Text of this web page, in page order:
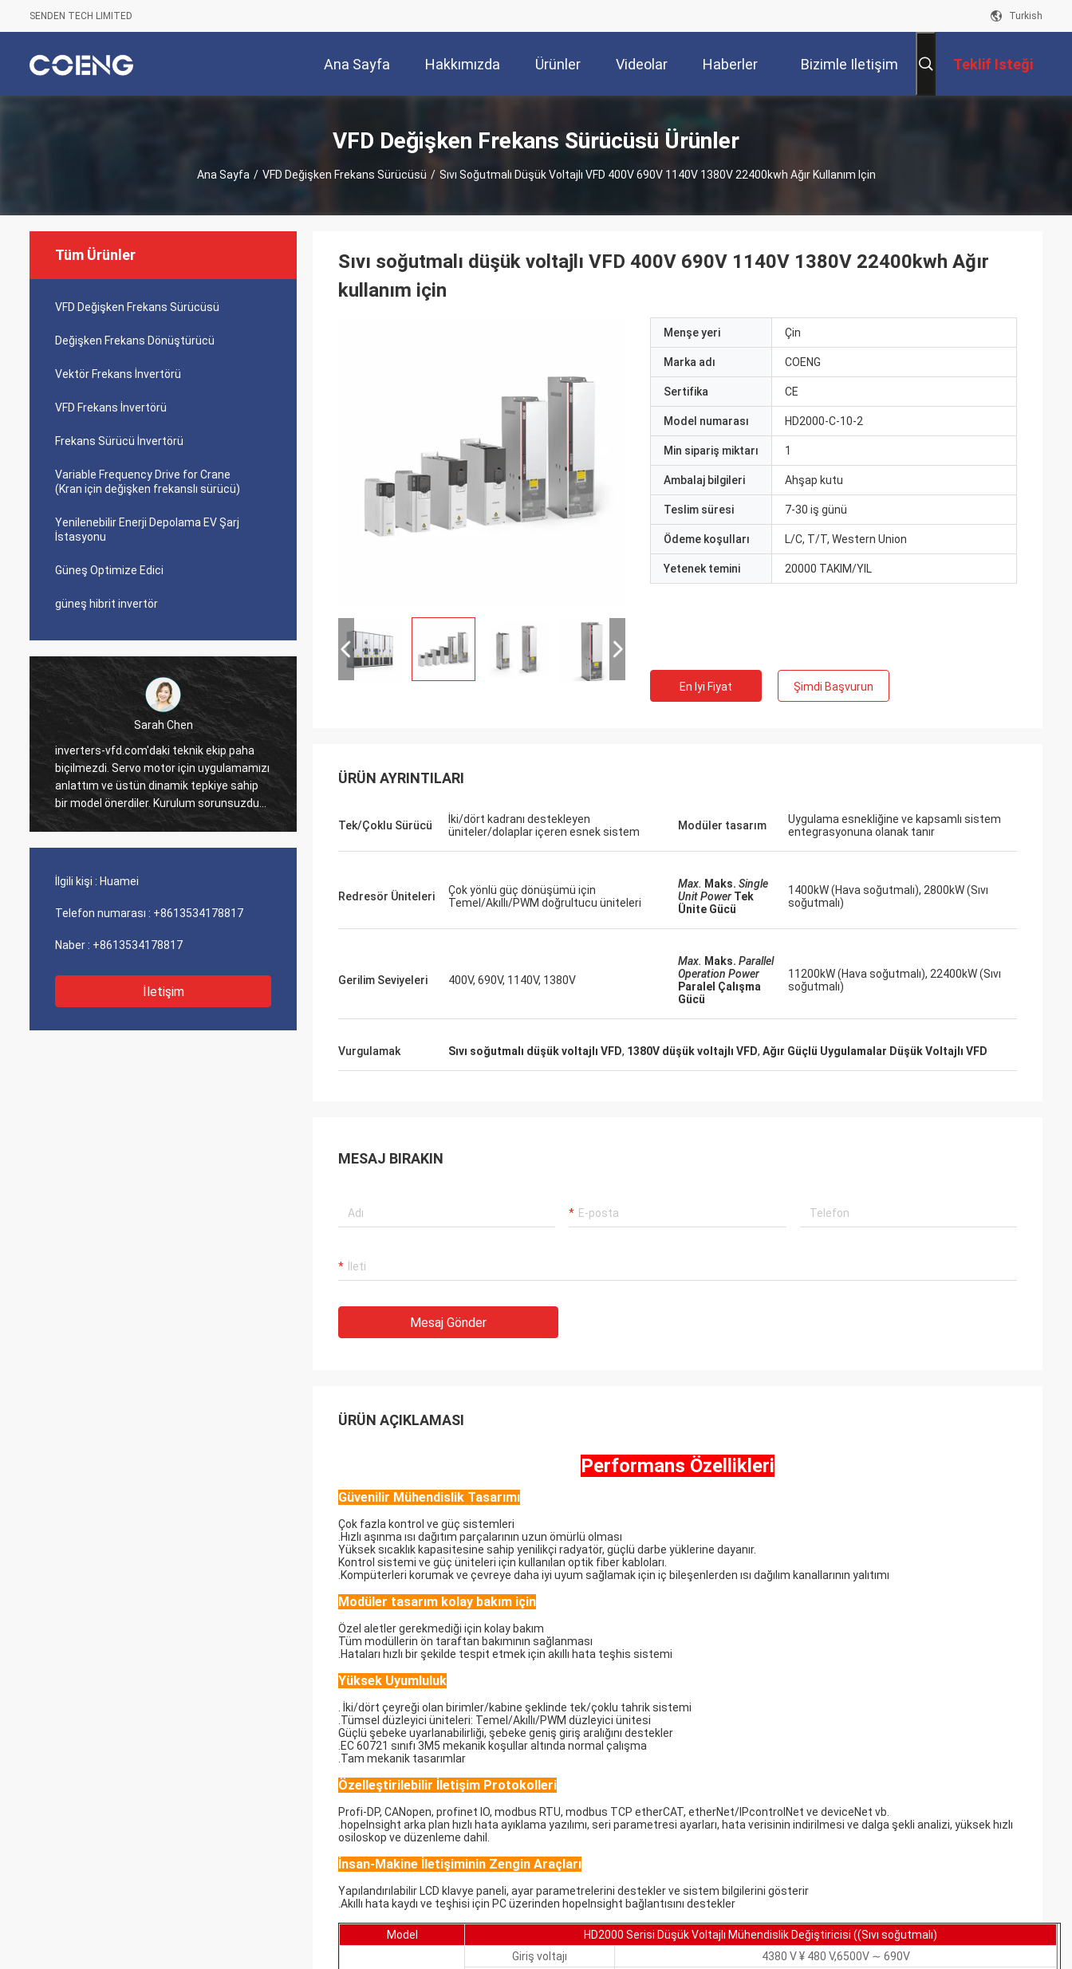
SENDEN TECH LIMITED Turkish
Ana Sayfa Hakkımızda Ürünler Videolar Haberler Bizimle Iletişim Teklif Isteği
VFD Değişken Frekans Sürücüsü Ürünler
Ana Sayfa / VFD Değişken Frekans Sürücüsü / Sıvı Soğutmalı Düşük Voltajlı VFD 400V 690V 1140V 1380V 22400kwh Ağır Kullanım Için
Tüm Ürünler
VFD Değişken Frekans Sürücüsü
Değişken Frekans Dönüştürücü
Vektör Frekans İnvertörü
VFD Frekans İnvertörü
Frekans Sürücü İnvertörü
Variable Frequency Drive for Crane
(Kran için değişken frekanslı sürücü)
Yenilenebilir Enerji Depolama EV Şarj
İstasyonu
Güneş Optimize Edici
güneş hibrit invertör
Sarah Chen
inverters-vfd.com'daki teknik ekip paha
biçilmezdi. Servo motor için uygulamamızı
anlattım ve üstün dinamik tepkiye sahip
bir model önerdiler. Kurulum sorunsuzdu
ve hassasiyet döngü sürelerimizi
verdiğimiz sipariş, hatasız bir şekilde
tamamlandı ve şaşırtıcı bir hızla gönderildi.
sistemimizin iletişimi daha sağlam.
Lojistikten ve bu bileşenlerin sağlam
performansından etkilendik. Baştan sona
sağlıyor. Kalitesi, kullandığımız bazı büyük
markaları geride bırakıyor ve maliyeti de
çok daha düşük. Özel uygulamalar için
tedarikçimizden daha uygun fiyatlıydı.
İstikrarı, sık sık yaşanan arıza
sorunlarımızı ortadan kaldırdı. Olağanüstü
güvenilir bir ortak.
İlgili kişi : Huamei
Telefon numarası : +8613534178817
Naber : +8613534178817
İletişim
Sıvı soğutmalı düşük voltajlı VFD 400V 690V 1140V 1380V 22400kwh Ağır
kullanım için
Menşe yeri Çin
Marka adı COENG
Sertifika CE
Model numarası HD2000-C-10-2
Min sipariş miktarı 1
Ambalaj bilgileri Ahşap kutu
Teslim süresi 7-30 iş günü
Ödeme koşulları L/C, T/T, Western Union
Yetenek temini 20000 TAKIM/YIL
En Iyi Fiyat Şimdi Başvurun
ÜRÜN AYRINTILARI
Tek/Çoklu Sürücü
İki/dört kadranı destekleyen
üniteler/dolaplar içeren esnek sistem
Modüler tasarım
Uygulama esnekliğine ve kapsamlı sistem
entegrasyonuna olanak tanır
Redresör Üniteleri
Çok yönlü güç dönüşümü için
Temel/Akıllı/PWM doğrultucu üniteleri
Max. Maks. Single
Unit Power Tek
Ünite Gücü
1400kW (Hava soğutmalı), 2800kW (Sıvı
soğutmalı)
Gerilim Seviyeleri 400V, 690V, 1140V, 1380V
Max. Maks. Parallel
Operation Power
Paralel Çalışma
Gücü
11200kW (Hava soğutmalı), 22400kW (Sıvı
soğutmalı)
Vurgulamak Sıvı soğutmalı düşük voltajlı VFD, 1380V düşük voltajlı VFD, Ağır Güçlü Uygulamalar Düşük Voltajlı VFD
MESAJ BIRAKIN
Mesaj Gönder
ÜRÜN AÇIKLAMASI
Performans Özellikleri
Güvenilir Mühendislik Tasarımı
Çok fazla kontrol ve güç sistemleri
.Hızlı aşınma ısı dağıtım parçalarının uzun ömürlü olması
Yüksek sıcaklık kapasitesine sahip yenilikçi radyatör, güçlü darbe yüklerine dayanır.
Kontrol sistemi ve güç üniteleri için kullanılan optik fiber kabloları.
.Kompüterleri korumak ve çevreye daha iyi uyum sağlamak için iç bileşenlerden ısı dağılım kanallarının yalıtımı
Modüler tasarım kolay bakım için
Özel aletler gerekmediği için kolay bakım
Tüm modüllerin ön taraftan bakımının sağlanması
.Hataları hızlı bir şekilde tespit etmek için akıllı hata teşhis sistemi
Yüksek Uyumluluk
. İki/dört çeyreği olan birimler/kabine şeklinde tek/çoklu tahrik sistemi
.Tümsel düzleyici üniteleri: Temel/Akıllı/PWM düzleyici ünitesi
Güçlü şebeke uyarlanabilirliği, şebeke geniş giriş aralığını destekler
.EC 60721 sınıfı 3M5 mekanik koşullar altında normal çalışma
.Tam mekanik tasarımlar
Özelleştirilebilir İletişim Protokolleri
Profi-DP, CANopen, profinet lO, modbus RTU, modbus TCP etherCAT, etherNet/lPcontrolNet ve deviceNet vb.
.hopelnsight arka plan hızlı hata ayıklama yazılımı, seri parametresi ayarları, hata verisinin indirilmesi ve dalga şekli analizi, yüksek hızlı
osiloskop ve düzenleme dahil.
İnsan-Makine İletişiminin Zengin Araçları
Yapılandırılabilir LCD klavye paneli, ayar parametrelerini destekler ve sistem bilgilerini gösterir
.Akıllı hata kaydı ve teşhisi için PC üzerinden hopelnsight bağlantısını destekler
Model HD2000 Serisi Düşük Voltajlı Mühendislik Değiştiricisi ((Sıvı soğutmalı)
Giriş voltajı
4380 V ¥ 480 V,6500V ∼ 690V